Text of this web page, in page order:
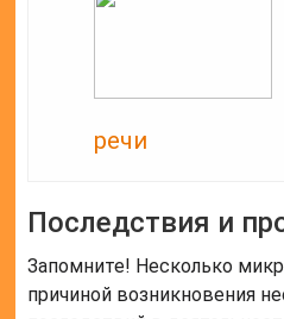
речи
Последствия и
Запомните! Несколько
причиной возникновения